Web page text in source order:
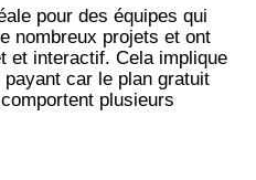
pour des équipes qui
nombreux projets et ont
et interactif. Cela implique
car le plan gratuit
plusieurs